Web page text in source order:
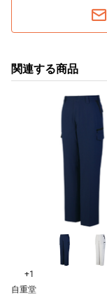
関連する商品
+1
自重堂